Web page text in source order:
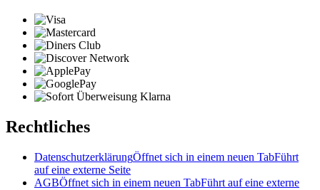
Rechtliches
DatenschutzerklärungÖffnet sich in einem neuen TabFührt
auf eine externe Seite
AGBÖffnet sich in einem neuen TabFührt auf eine externe